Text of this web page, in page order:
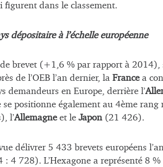
figurent dans le classement.
dépositaire à l’échelle européenne
brevet (+1,6 % par rapport à 2014),
de l’OEB l’an dernier, la Francea
demandeurs en Europe, derrière l’
se positionne également au 4ème rang
l’Allemagneet le Japon (21 426).
délivrer 5 433 brevets européens
: 4 728). L’Hexagone a représenté 8